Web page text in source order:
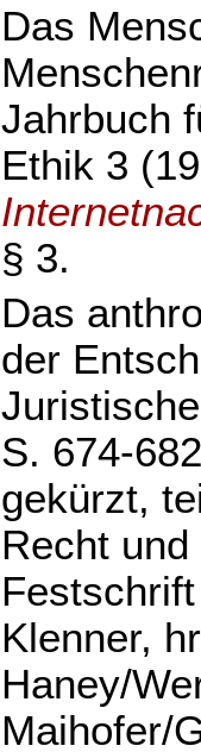
Das
Jahrbuch
Ethik 3
§ 3.
Das
der
S. 674-
gekürzt,
Recht
Klenner,
Haney/
Maihofer/